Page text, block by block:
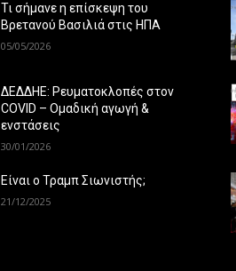
Τι σήμανε η επίσκεψη του
Βρετανού Βασιλιά στις ΗΠΑ
05/05/2026
ΔΕΔΔΗΕ: Ρευματοκλοπές στον
COVID – Ομαδική αγωγή &
ενστάσεις
30/01/2026
Είναι ο Τραμπ Σιωνιστής;
21/12/2025